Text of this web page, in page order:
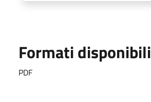
Formati disponibili
PDF